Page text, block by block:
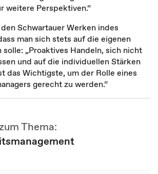
weitere Perspektiven.“
Schwartauer Werken indes
man sich stets auf die eigenen
„Proaktives Handeln, sich nicht
und auf die individuellen Stärken
das Wichtigste, um der Rolle eines
gerecht zu werden.“
Thema: